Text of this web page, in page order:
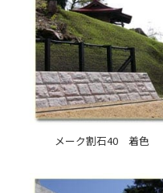
メーク割石40 着色